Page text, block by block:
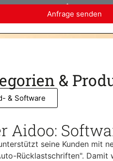
Anfrage senden
&
& Software
Aidoo:
seine Kunden mit
Rücklastschriften". Damit